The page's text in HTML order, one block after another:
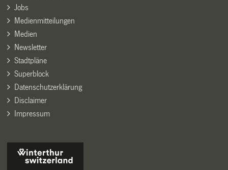
Jobs
Medienmitteilungen
Medien
Newsletter
Stadtpläne
Superblock
Datenschutzerklärung
Disclaimer
Impressum